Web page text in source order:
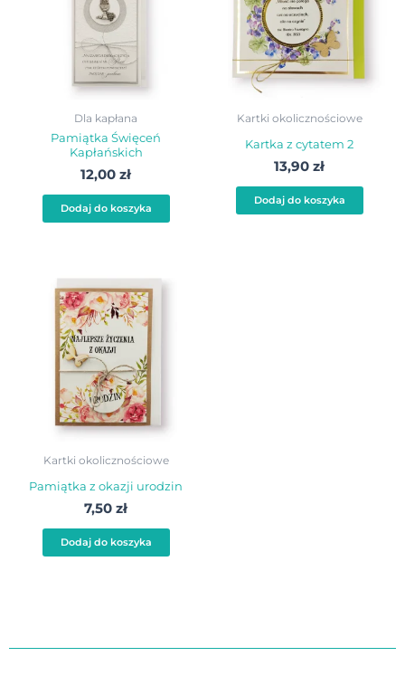
Dla kapłana
Pamiątka Święceń
Kapłańskich
12,00 zł
Dodaj do koszyka
Kartki okolicznościowe
Kartka z cytatem 2
13,90 zł
Dodaj do koszyka
Kartki okolicznościowe
Pamiątka z okazji urodzin
7,50 zł
Dodaj do koszyka